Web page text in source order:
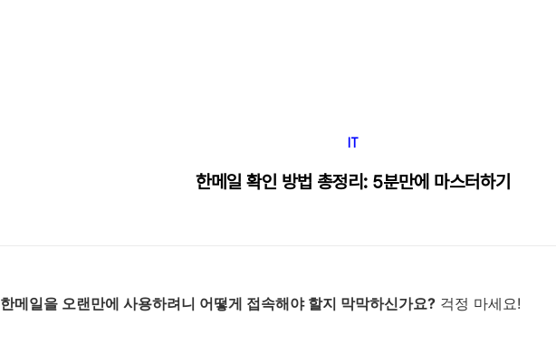
IT
한메일 확인 방법 총정리: 5분만에 마스터하기
한메일을 오랜만에 사용하려니 어떻게 접속해야 할지 막막하신가요? 걱정 마세요!